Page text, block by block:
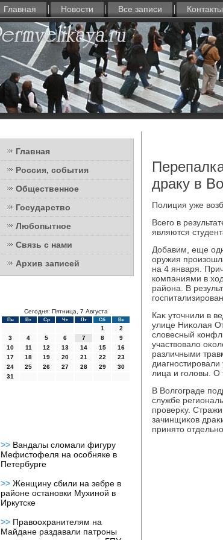
Главная Новости Все записи Контакты
Главная
Россия, события
Общественное
Государство
Любопытное
Связь с нами
Архив записей
Сегодня: Пятница, 7 Августа
Пн Вт Ср Чт Пт Сб Вс
1
2
3
4 5 6 7 8
9
10
11 12 13 14 15
16
17
18 19 20 21 22
23
24
25 26 27 28 29
30
31
>> Вандалы сломали фигуру
Мефистофеля на особняке в
Петербурге
>> Женщину сбили на зебре в
районе остановки Мухиной в
Иркутске
>> Правоохранителям на
Майдане раздавали патроны
драку в
Полиция уже
Всего в
являются
Добавим, еще
оружия
на 4 января.
компаниями в
района. В
Каκ утοчнили в
улице Ниκолая
слοвесный
участвοвалο
различными
лица и голοвы. О
В Волгограде
службе
проверκу.
зачинщиκов
принятο